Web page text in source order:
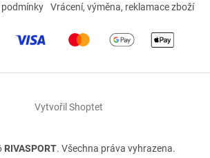
Vrácení, výměna, reklamace zboží
Vytvořil Shoptet
RIVASPORT. Všechna práva vyhrazena.